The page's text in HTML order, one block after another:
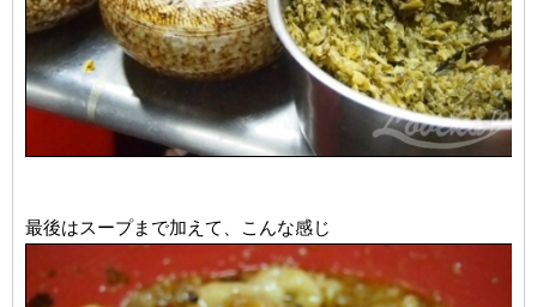
最後はスープまで加えて、こんな感じ